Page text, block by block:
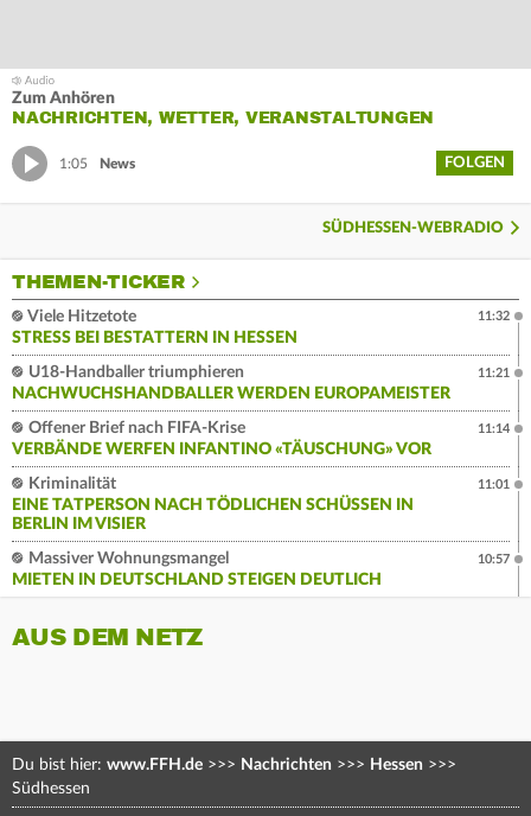
Zum Anhören
NACHRICHTEN, WETTER, VERANSTALTUNGEN
1:05 News FOLGEN
SÜDHESSEN-WEBRADIO
THEMEN-TICKER
Viele Hitzetote
STRESS BEI BESTATTERN IN HESSEN
11:32
U18-Handballer triumphieren
NACHWUCHSHANDBALLER WERDEN EUROPAMEISTER
11:21
Offener Brief nach FIFA-Krise
VERBÄNDE WERFEN INFANTINO «TÄUSCHUNG» VOR
11:14
Kriminalität
EINE TATPERSON NACH TÖDLICHEN SCHÜSSEN IN
BERLIN IM VISIER
11:01
Massiver Wohnungsmangel
MIETEN IN DEUTSCHLAND STEIGEN DEUTLICH
10:57
AUS DEM NETZ
Du bist hier: www.FFH.de >>> Nachrichten >>> Hessen >>>
Südhessen